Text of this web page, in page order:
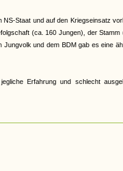
Staat und auf den Kriegseinsatz
(ca. 160 Jungen), der
und dem BDM gab es eine
Erfahrung und schlecht